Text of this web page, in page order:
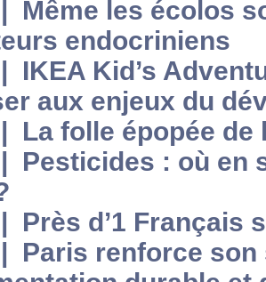
| Même les écolos
endocriniens
| IKEA Kid’s
aux enjeux du
| La folle épopée de
| Pesticides : où en
| Près d’1 Français
| Paris renforce